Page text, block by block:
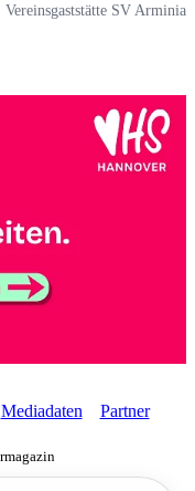
Vereinsgaststätte SV Arminia
Mediadaten Partner